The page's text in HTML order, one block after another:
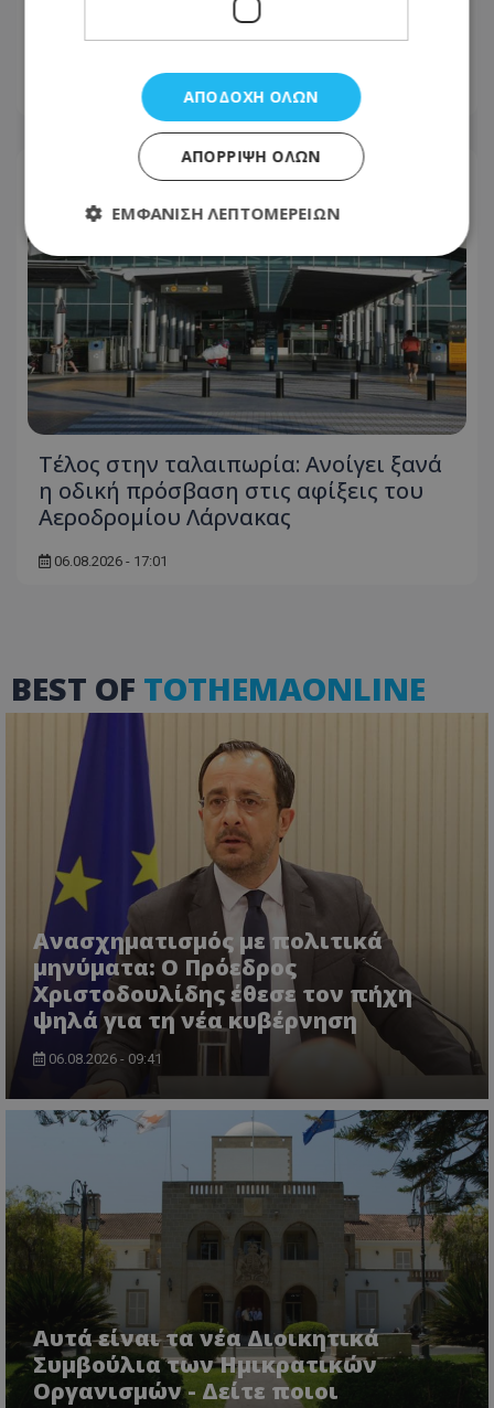
νερό αύριο μέχρι το μεσημέρι -
Προγραμμάτισε διακοπή ο ΕΟΑ
06.08.2026 - 17:10
Τέλος στην ταλαιπωρία: Ανοίγει ξανά
η οδική πρόσβαση στις αφίξεις του
Αεροδρομίου Λάρνακας
06.08.2026 - 17:01
BEST OF TOTHEMAONLINE
Ανασχηματισμός με πολιτικά
μηνύματα: Ο Πρόεδρος
Χριστοδουλίδης έθεσε τον πήχη
ψηλά για τη νέα κυβέρνηση
06.08.2026 - 09:41
Αυτά είναι τα νέα Διοικητικά
Συμβούλια των Ημικρατικών
Οργανισμών - Δείτε ποιοι
ΑΠΟΔΟΧΉ ΌΛΩΝ
ΑΠΌΡΡΙΨΗ ΌΛΩΝ
ΕΜΦΆΝΙΣΗ ΛΕΠΤΟΜΕΡΕΙΏΝ
Απολύτως απαραίτητα
Στόχευσης
Λειτουργικότητας
Μη ταξινομημένα
Τα απολύτως απαραίτητα cookies επιτρέπουν
βασικές λειτουργίες του ιστότοπου, όπως τη
σύνδεση χρήστη και τη διαχείριση λογαριασμού.
Ο ιστότοπος δεν μπορεί να χρησιμοποιηθεί σωστά
χωρίς τα απολύτως απαραίτητα cookies.
Ονοματεπώνυμο
Προμηθευτής
ASP.NET_SessionId
VISITOR_PRIVACY_METADATA
.youtube.com